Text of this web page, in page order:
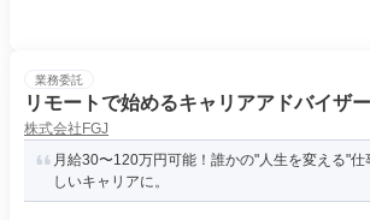
業務委託
リモートで始めるキャリアアドバイザー
株式会社FGJ
月給30〜120万円可能！誰かの"人生を変える"
しいキャリアに。